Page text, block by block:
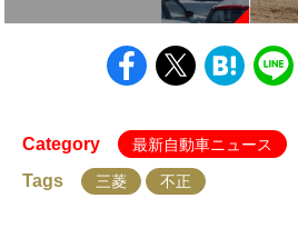
Category 最新自動車ニュース
Tags 三菱 不正